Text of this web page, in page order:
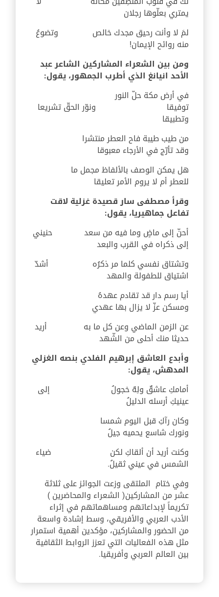
يمتري بعلّوها رجلان
لمَ لا وأنت رحيق مجدك خالص
وتضوعُ
منه روائح الإيمان!
ومن بين الشعراء المشاركين الشاعر عبد
الأحد انيانغ الذي أطرب الجمهور، يقول:
في أرض مكة حلّ النور
توفيقا ونوّر الحقّ تشريعا
وتطبيقا
من طيب طيبة فاح العطر منتشرا
وقد تأرّج في الأرجاء معبوقا
هل يمكن الوصف بالألفاظ مجمل ما
للعطر أم لا يروم الأمر تعليقا
وقرأ مصطفى سار قصيدة غزلية لاقت
تفاعل جماهيريا، يقول:
أحنّ إلى ماضٍ وما فيه من سعد
حنيني
إلى ذكراه في القرب والبعد
وتشتاق نفسي كلما مر ذكرُه
أشدّ
اشتياق للطفولة والمهد
أيا رسم دار قد تقادم عهدهُ
ومسكن عزّ لا يزال بها عهدي
عن الزمن الماضي وعن كل ما به
أريد
حديثا منك أحلى من الشّهد
وأبدع العاشق إبرهيم الفلدي بنصه الغزلي
المدهش، يقول:
أمامكِ عاشقٌ ولِهٌ خجولُ
إلى
عينيكِ أرسله الدليلُ
وكان رآكِ قبل اليوم شمسا
ونورك شاسع يحميه جيلُ
وكنت أريد أن ألقاكِ لكن
ضياء
الشمس في عيني ثقيلُ.
وفي ختام الملتقى وزعت الجوائز على ثلاثة
عشر من المشاركين( الشعراء والمحاضرين )
تكريماً لإبداعاتهم ومساهماتهم في إثراء
الأدب العربي والأفريقي، وسط إشادة واسعة
من الحضور والمشاركين، مؤكدين أهمية استمرار
مثل هذه الفعاليات التي تعزز الروابط الثقافية
بين العالم العربي وأفريقيا.